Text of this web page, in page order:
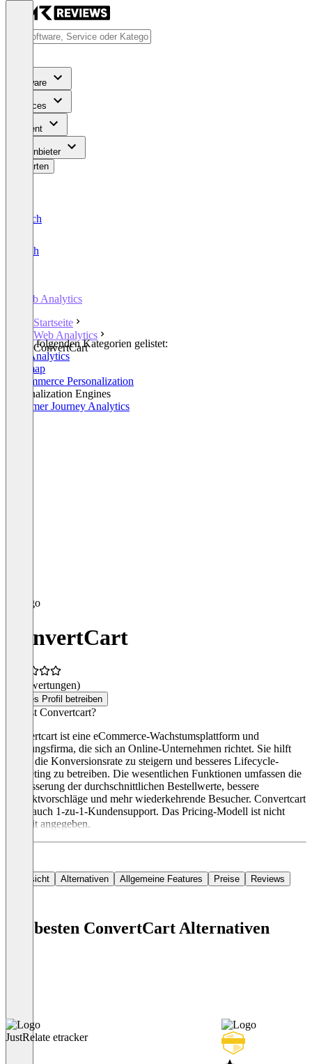
Software
Services
Content
Für Anbieter
Bewerten
Deutsch
English
Web Analytics
Startseite
Web Analytics
ConvertCart
In den folgenden Kategorien gelistet:
Web Analytics
Heatmap
E-Commerce Personalization
Personalization Engines
Customer Journey Analytics
ConvertCart
(0 Bewertungen)
Dieses Profil betreiben
Was ist Convertcart?
Convertcart ist eine eCommerce-Wachstumsplattform und
Beratungsfirma, die sich an Online-Unternehmen richtet. Sie hilft
dabei, die Konversionsrate zu steigern und besseres Lifecycle-
Marketing zu betreiben. Die wesentlichen Funktionen umfassen die
Verbesserung der durchschnittlichen Bestellwerte, bessere
Produktvorschläge und mehr wiederkehrende Besucher. Convertcart
bietet auch 1-zu-1-Kundensupport. Das Pricing-Modell ist nicht
explizit angegeben.
Übersicht Alternativen Allgemeine Features Preise Reviews
Die besten ConvertCart Alternativen
JustRelate etracker